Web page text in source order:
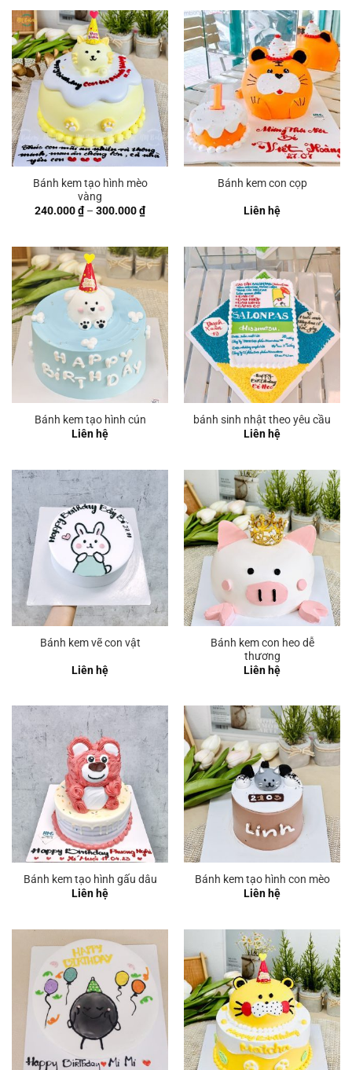
Bánh kem tạo hình mèo
vàng
240.000₫ – 300.000₫Khoảng
giá:
đến
300.000 ₫
Bánh kem con cọp
Liên hệ
Bánh kem tạo hình cún
Liên hệ
bánh sinh nhật theo yêu cầu
Liên hệ
Bánh kem vẽ con vật
Liên hệ
Bánh kem con heo dễ
thương
Liên hệ
Bánh kem tạo hình gấu dâu
Liên hệ
Bánh kem tạo hình con mèo
Liên hệ